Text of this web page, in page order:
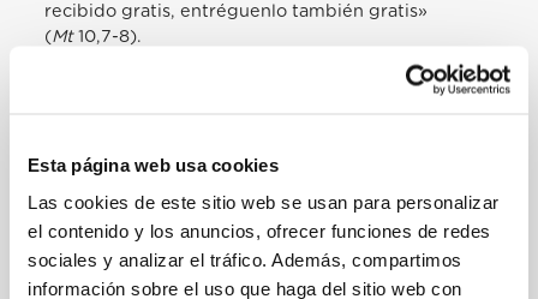
Esta página web usa cookies
Las cookies de este sitio web se usan para personalizar
el contenido y los anuncios, ofrecer funciones de redes
sociales y analizar el tráfico. Además, compartimos
información sobre el uso que haga del sitio web con
recibido gratis, entréguenlo también gratis»
(Mt10,7-8).
Hoy la Iglesia está llamada a salir a las calles de las
periferias existenciales para curar a quien está
ensanchar el espacio de su tienda para acoger a
todos. Entre los habitantes de las periferias
encontraremos a muchos migrantes y refugiados,
desplazados y víctimas de la trata, a quienes el
Señor quiere que se les manifieste su amor y que se
les anuncie su salvación. «Los flujos migratorios